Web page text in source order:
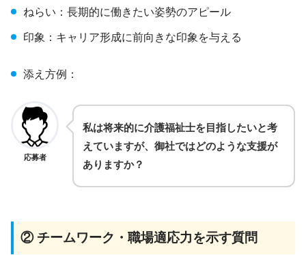
ねらい：長期的に働きたい姿勢のアピール
印象：キャリア形成に前向きな印象を与える
添え方例：
応募者
私は将来的に介護福祉士を目指したいと考
えていますが、御社ではどのような支援が
ありますか？
② チームワーク・職場適応力を示す質問